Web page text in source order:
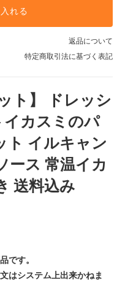
れる
返品について
特定商取引法に基づく表記
ト】 ドレッシ
イカスミのパ
ト イルキャン
ース 常温イカ
送料込み
です。
はシステム上出来かねま